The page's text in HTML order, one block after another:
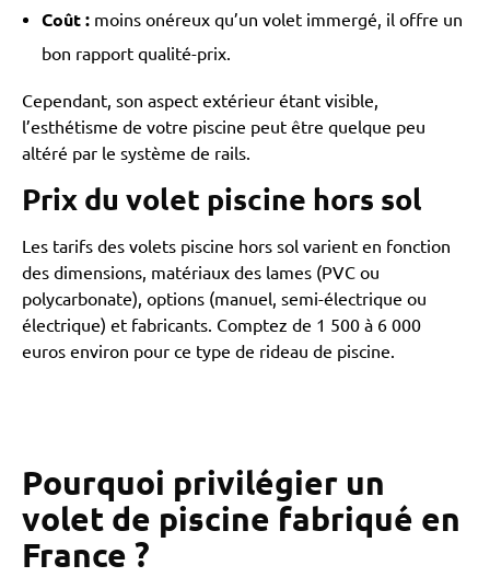
Coût :moins onéreux qu’un volet immergé, il offre un
bon rapport qualité-prix.
Cependant, son aspect extérieur étant visible,
l’esthétisme de votre piscine peut être quelque peu
altéré par le système de rails.
Prix du volet piscine hors sol
Les tarifs des volets piscine hors sol varient en fonction
des dimensions, matériaux des lames (PVC ou
polycarbonate), options (manuel, semi-électrique ou
électrique) et fabricants. Comptez de 1 500 à 6 000
euros environ pour ce type de rideau de piscine.
Pourquoi privilégier un
volet de piscine fabriqué en
France ?